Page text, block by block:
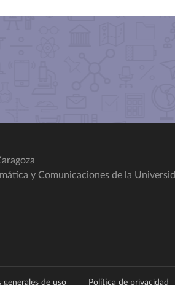
y Comunicaciones de la
generales de uso Política de privacidad